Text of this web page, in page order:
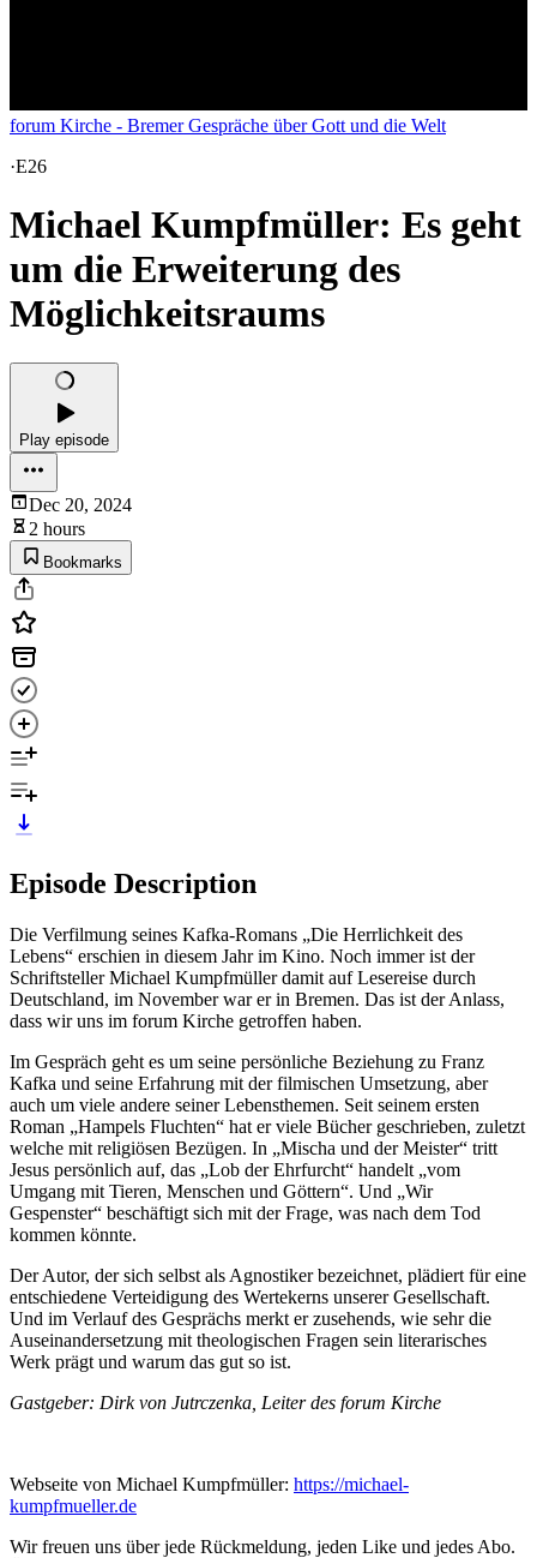
forum Kirche - Bremer Gespräche über Gott und die Welt
·E26
Michael Kumpfmüller: Es geht
um die Erweiterung des
Möglichkeitsraums
Play episode
Dec 20, 2024
2 hours
Bookmarks
Episode Description
Die Verfilmung seines Kafka-Romans „Die Herrlichkeit des
Lebens“ erschien in diesem Jahr im Kino. Noch immer ist der
Schriftsteller Michael Kumpfmüller damit auf Lesereise durch
Deutschland, im November war er in Bremen. Das ist der Anlass,
dass wir uns im forum Kirche getroffen haben.
Im Gespräch geht es um seine persönliche Beziehung zu Franz
Kafka und seine Erfahrung mit der filmischen Umsetzung, aber
auch um viele andere seiner Lebensthemen. Seit seinem ersten
Roman „Hampels Fluchten“ hat er viele Bücher geschrieben, zuletzt
welche mit religiösen Bezügen. In „Mischa und der Meister“ tritt
Jesus persönlich auf, das „Lob der Ehrfurcht“ handelt „vom
Umgang mit Tieren, Menschen und Göttern“. Und „Wir
Gespenster“ beschäftigt sich mit der Frage, was nach dem Tod
kommen könnte.
Der Autor, der sich selbst als Agnostiker bezeichnet, plädiert für eine
entschiedene Verteidigung des Wertekerns unserer Gesellschaft.
Und im Verlauf des Gesprächs merkt er zusehends, wie sehr die
Auseinandersetzung mit theologischen Fragen sein literarisches
Werk prägt und warum das gut so ist.
Gastgeber: Dirk von Jutrczenka, Leiter des forum Kirche
Webseite von Michael Kumpfmüller: https://michael-
kumpfmueller.de
Wir freuen uns über jede Rückmeldung, jeden Like und jedes Abo.